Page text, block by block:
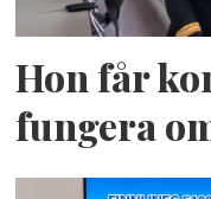
Hon får
fungera